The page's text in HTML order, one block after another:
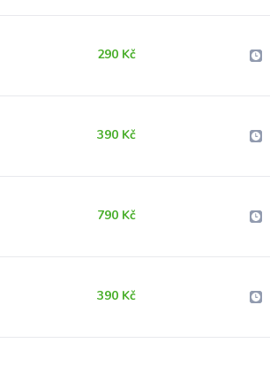
290 Kč
390 Kč
790 Kč
390 Kč